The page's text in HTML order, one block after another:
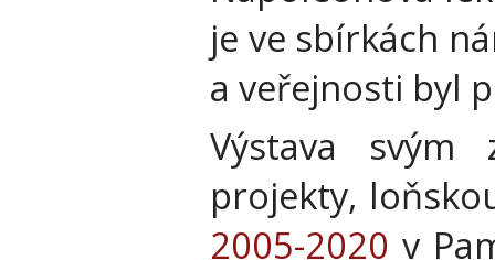
je ve sbírkách
a veřejnosti byl
Výstava svým
projekty,
2005-2020 v